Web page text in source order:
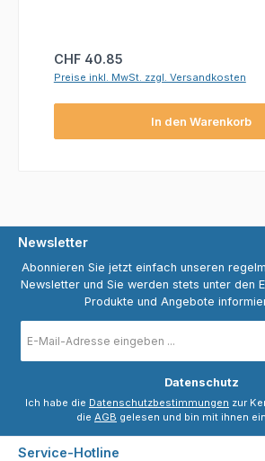
Regulärer Preis:
CHF 40.85
Preise inkl. MwSt. zzgl. Versandkosten
In den Warenkorb
Newsletter
Abonnieren Sie jetzt einfach unseren
Newsletter und Sie werden stets unter den
Produkte und Angebote
Mail-
Datenschutz
Ich habe die Datenschutzbestimmungen zur
die AGB gelesen und bin mit ihnen
Service-Hotline